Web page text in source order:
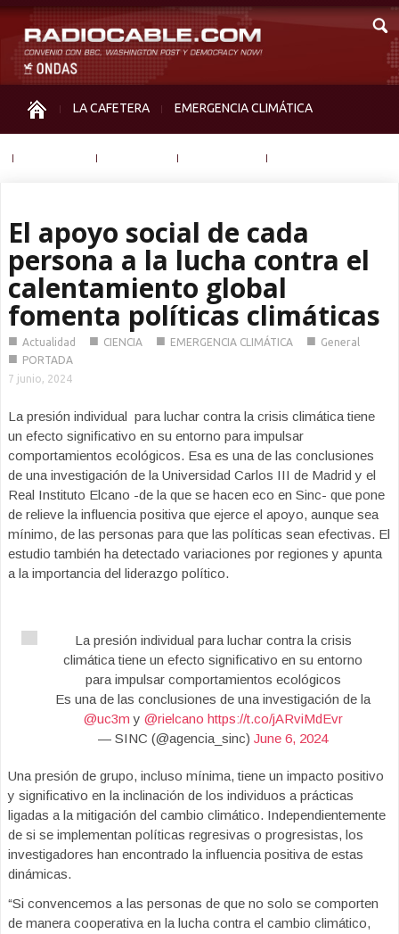
LA CAFETERA EMERGENCIA CLIMÁTICA
El apoyo social de cada
persona a la lucha contra el
calentamiento global
fomenta políticas climáticas
■ Actualidad ■ CIENCIA ■ EMERGENCIA CLIMÁTICA ■ General
■ PORTADA
7 junio, 2024
La presión individual para luchar contra la crisis climática tiene
un efecto significativo en su entorno para impulsar
comportamientos ecológicos. Esa es una de las conclusiones
de una investigación de la Universidad Carlos III de Madrid y el
Real Instituto Elcano -de la que se hacen eco en Sinc- que pone
de relieve la influencia positiva que ejerce el apoyo, aunque sea
mínimo, de las personas para que las políticas sean efectivas. El
estudio también ha detectado variaciones por regiones y apunta
a la importancia del liderazgo político.
La presión individual para luchar contra la crisis
climática tiene un efecto significativo en su entorno
para impulsar comportamientos ecológicos
Es una de las conclusiones de una investigación de la
@uc3m y @rielcano https://t.co/jARviMdEvr
— SINC (@agencia_sinc) June 6, 2024
Una presión de grupo, incluso mínima, tiene un impacto positivo
y significativo en la inclinación de los individuos a prácticas
ligadas a la mitigación del cambio climático. Independientemente
de si se implementan políticas regresivas o progresistas, los
investigadores han encontrado la influencia positiva de estas
dinámicas.
“Si convencemos a las personas de que no solo se comporten
de manera cooperativa en la lucha contra el cambio climático,